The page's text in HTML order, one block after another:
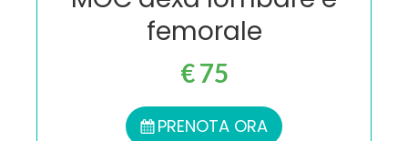
femorale
€ 75
PRENOTA ORA